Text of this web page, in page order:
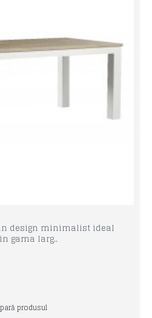
design minimalist ideal
gama larg..
produsul